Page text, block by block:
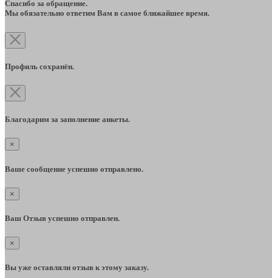
Спасибо за обращение.
Мы обязательно ответим Вам в самое ближайшее время.
Профиль сохранён.
Благодарим за заполнение анкеты.
×
Ваше сообщение успешно отправлено.
×
Ваш Отзыв успешно отправлен.
×
Вы уже оставляли отзыв к этому заказу.